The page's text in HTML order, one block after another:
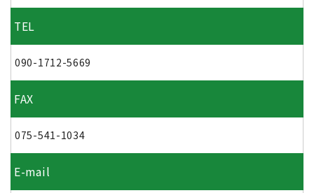
TEL
090-1712-5669
FAX
075-541-1034
E-mail